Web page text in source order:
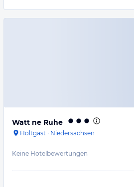
Watt ne Ruhe
Holtgast · Niedersachsen
Keine Hotelbewertungen